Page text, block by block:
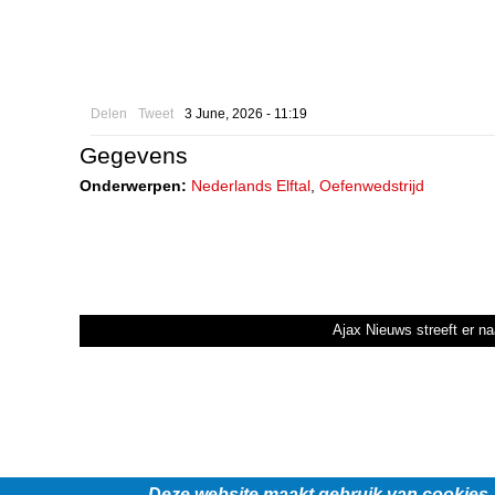
Delen Tweet 3 June, 2026 - 11:19
Gegevens
Onderwerpen: Nederlands Elftal Oefenwedstrijd
Ajax Nieuws streeft er